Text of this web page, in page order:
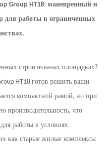
Group HT18: маневренный и
для работы в ограниченных
.
строительных площадках?
HT18 готов решить ваши
компактной рамой, но при
производительность, что
работы в условиях
как старые жилые комплексы